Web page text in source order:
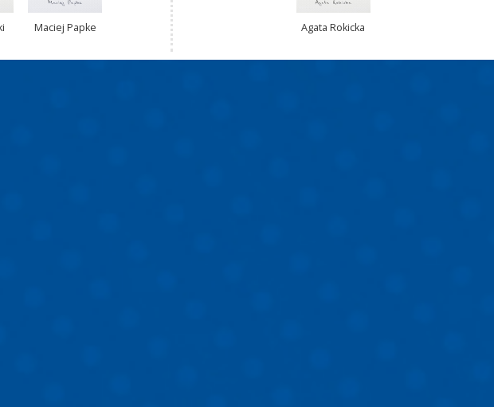
Maciej Papke Agata Rokicka